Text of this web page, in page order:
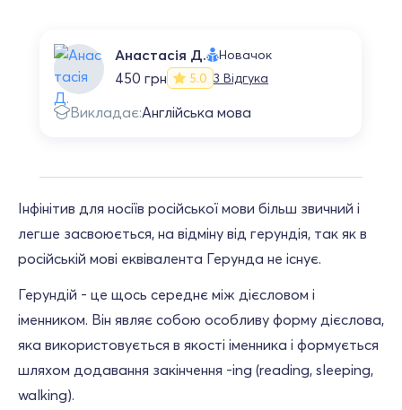
Анастасія Д. Новачок
450 грн 5.0 3 Відгука
Викладає:Англійська мова
Інфінітив для носіїв російської мови більш звичний і
легше засвоюється, на відміну від герундія, так як в
російській мові еквівалента Герунда не існує.
Герундій - це щось середнє між дієсловом і
іменником. Він являє собою особливу форму дієслова,
яка використовується в якості іменника і формується
шляхом додавання закінчення -ing (reading, sleeping,
walking).